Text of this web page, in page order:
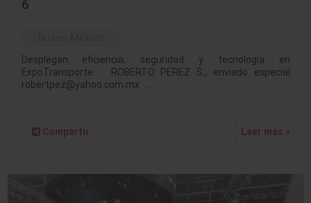
6
Desplegan eficiencia, seguridad y tecnología en
ExpoTransporte ROBERTO PEREZ S., enviado especial
robertpez@yahoo.com.mx …
Compartir Leer más »